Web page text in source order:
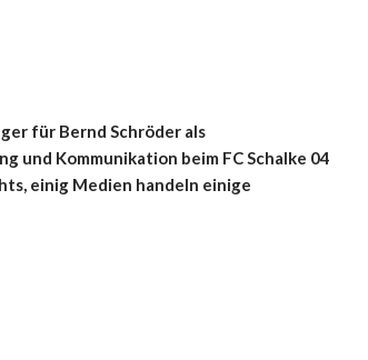
für Bernd Schröder als
und Kommunikation beim FC Schalke 04
einig Medien handeln einige